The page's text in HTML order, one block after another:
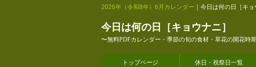
2026年（令和8年）6月カレンダー ｜今日は何の日［キョ
今日は何の日［キョウナニ］
〜無料PDFカレンダー・季節の旬の食材・草花の開花時
トップページ 休日・祝祭日一覧